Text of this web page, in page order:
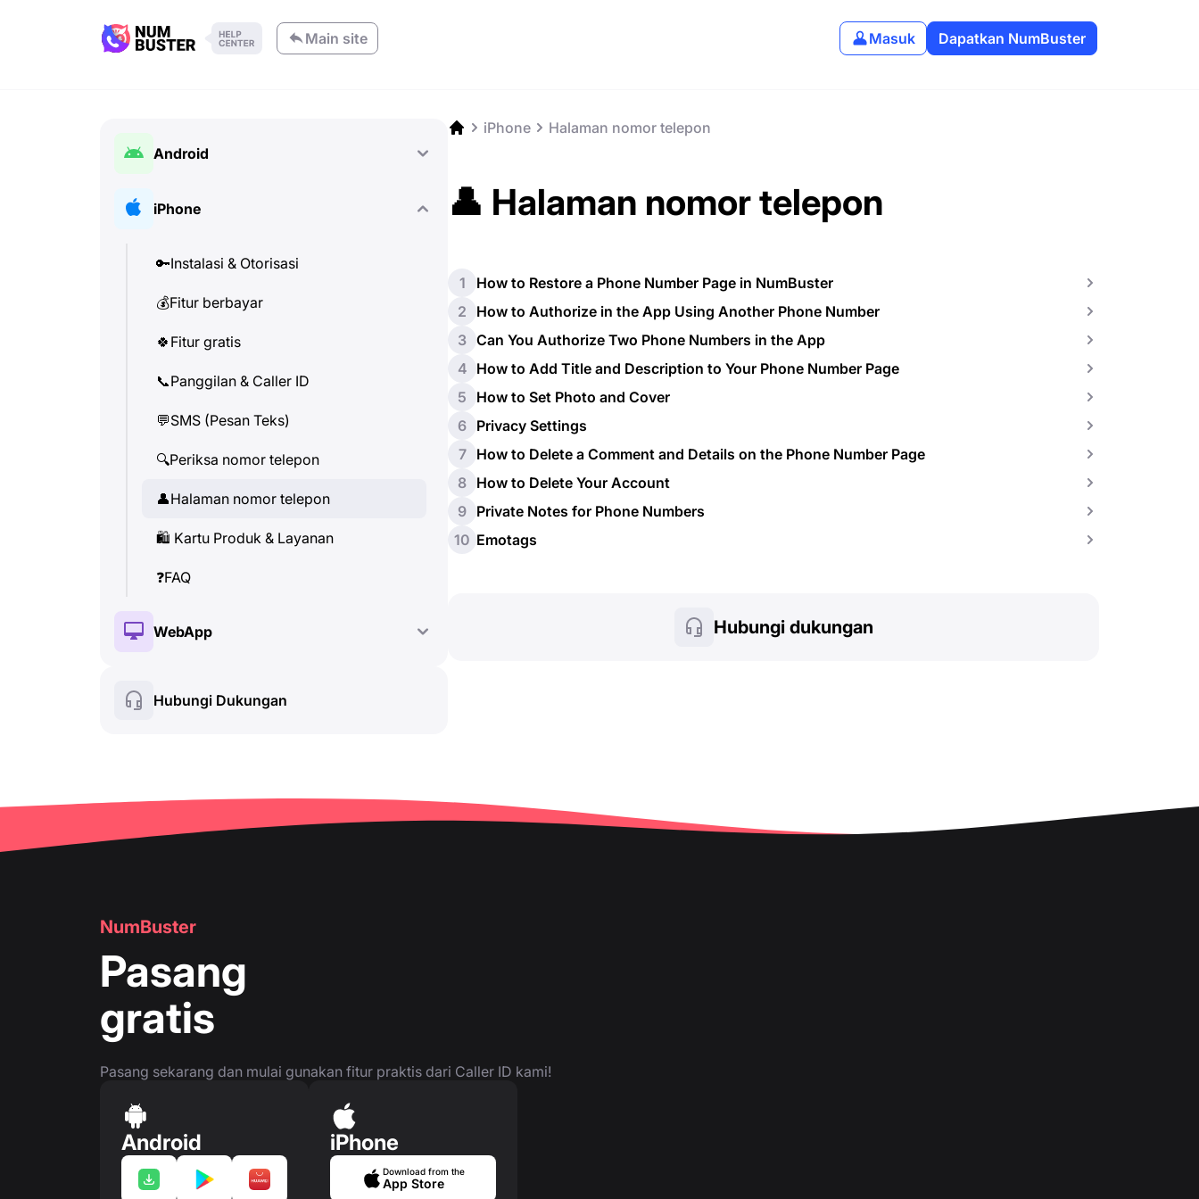
Main site Masuk Dapatkan NumBuster
Android
🔑
iPhone
🔑Instalasi & Otorisasi
💰Fitur berbayar
🍀 Fitur gratis
📞Panggilan & Caller ID
💬SMS (Pesan Teks)
🔍Periksa nomor telepon
👤Halaman nomor telepon
🛍 ️ Kartu Produk & Layanan
❓FAQ
WebApp
🔍Periksa nomor telepon
👤Halaman nomor telepon
Hubungi Dukungan
iPhone Halaman nomor telepon
👤 Halaman nomor telepon
1
How to Restore a Phone Number Page in NumBuster
2
How to Authorize in the App Using Another Phone Number
3 Can You Authorize Two Phone Numbers in the App
4 How to Add Title and Description to Your Phone Number Page
5
How to Set Photo and Cover
6 Privacy Settings
7
How to Delete a Comment and Details on the Phone Number Page
8 How to Delete Your Account
9 Private Notes for Phone Numbers
10 Emotags
Hubungi dukungan
NumBuster
Pasang
gratis
Pasang sekarang dan mulai gunakan fitur praktis dari Caller ID kami!
Android iPhone
Download from the
App Store